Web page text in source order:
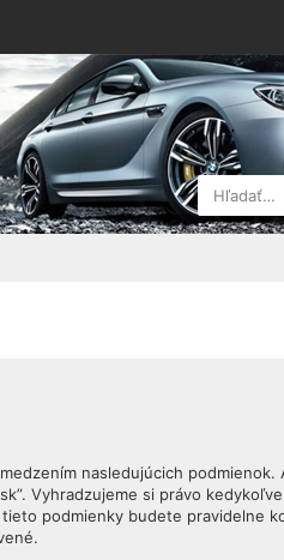
Hľadať…
nasledujúcich
Vyhradzujeme si právo
podmienky budete pravidelne